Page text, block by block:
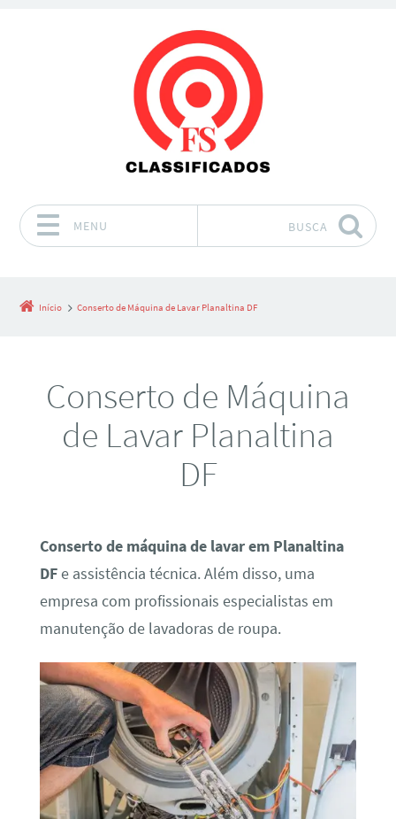
MENU BUSCA
Início Conserto de Máquina de Lavar Planaltina DF
Conserto de Máquina
de Lavar Planaltina
DF
Conserto de máquina de lavar em Planaltina
DFe assistência técnica. Além disso, uma
empresa com profissionais especialistas em
manutenção de lavadoras de roupa.